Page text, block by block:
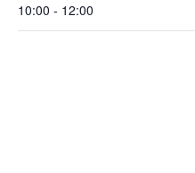
10:00 - 12:00